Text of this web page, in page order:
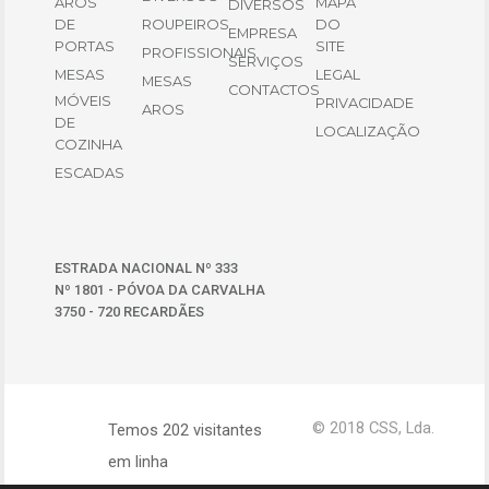
DE
PORTAS
MESAS
MÓVEIS
DE
COZINHA
ESCADAS
ROUPEIROS
PROFISSIONAIS
MESAS
AROS
DIVERSOS
EMPRESA
SERVIÇOS
CONTACTOS
DO
SITE
LEGAL
PRIVACIDADE
LOCALIZAÇÃO
ESTRADA NACIONAL Nº 333
Nº 1801 - PÓVOA DA CARVALHA
3750 - 720 RECARDÃES
Temos 202 visitantes
em linha
© 2018 CSS, Lda.